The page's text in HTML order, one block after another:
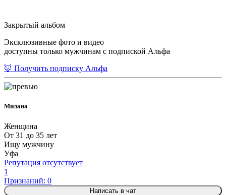
Закрытый альбом
Эксклюзивные фото и видео
доступны только мужчинам с подпиской Альфа
🦊 Получить подписку Альфа
Милана
Женщина
От 31 до 35 лет
Ищу мужчину
Уфа
Репутация отсутствует
1
Признаний: 0
Написать в чат